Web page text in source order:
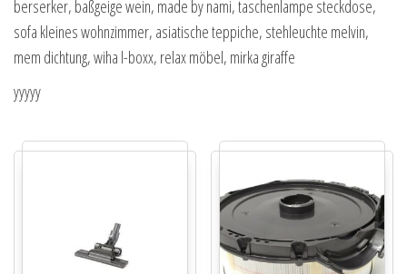
berserker, baßgeige wein, made by nami, taschenlampe steckdose,
sofa kleines wohnzimmer, asiatische teppiche, stehleuchte melvin,
mem dichtung, wiha l-boxx, relax möbel, mirka giraffe
yyyyy